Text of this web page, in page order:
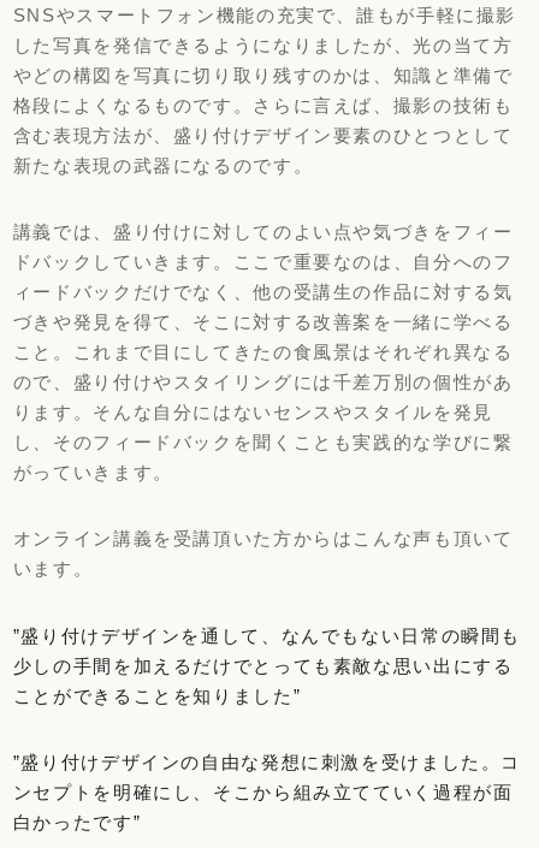
SNSやスマートフォン機能の充実で、誰もが手軽に撮影
した写真を発信できるようになりましたが、光の当て方
やどの構図を写真に切り取り残すのかは、知識と準備で
格段によくなるものです。さらに言えば、撮影の技術も
含む表現方法が、盛り付けデザイン要素のひとつとして
新たな表現の武器になるのです。
講義では、盛り付けに対してのよい点や気づきをフィー
ドバックしていきます。ここで重要なのは、自分へのフ
ィードバックだけでなく、他の受講生の作品に対する気
づきや発見を得て、そこに対する改善案を一緒に学べる
こと。これまで目にしてきたの食風景はそれぞれ異なる
ので、盛り付けやスタイリングには千差万別の個性があ
ります。そんな自分にはないセンスやスタイルを発見
し、そのフィードバックを聞くことも実践的な学びに繋
がっていきます。
オンライン講義を受講頂いた方からはこんな声も頂いて
います。
”盛り付けデザインを通して、なんでもない日常の瞬間も
少しの手間を加えるだけでとっても素敵な思い出にする
ことができることを知りました”
”盛り付けデザインの自由な発想に刺激を受けました。コ
ンセプトを明確にし、そこから組み立てていく過程が面
白かったです”